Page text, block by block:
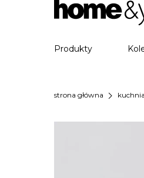
Produkty
strona główna chevron_right